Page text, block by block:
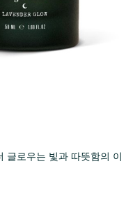
글로우는 빛과 따뜻함의 이